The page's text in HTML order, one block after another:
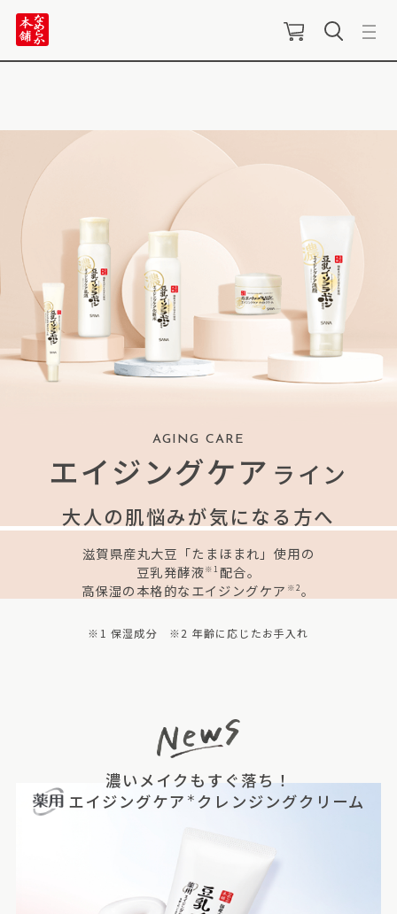
AGING CARE
エイジングケア ライン
大人の肌悩みが気になる方へ
滋賀県産丸大豆「たまほまれ」使用の
豆乳発酵液※1 配合。
高保湿の本格的なエイジングケア ※2 。
※1 保湿成分 ※2 年齢に応じたお手入れ
濃いメイクもすぐ落ち！
エイジングケア ＊ クレンジングクリーム